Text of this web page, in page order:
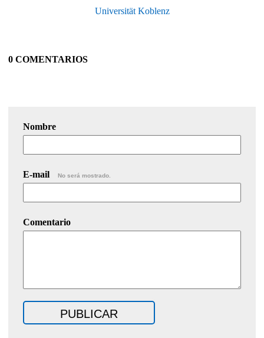
Universität Koblenz
0 COMENTARIOS
Nombre
E-mail No será mostrado.
Comentario